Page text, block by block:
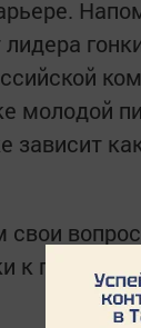
молодой
к гонкам,